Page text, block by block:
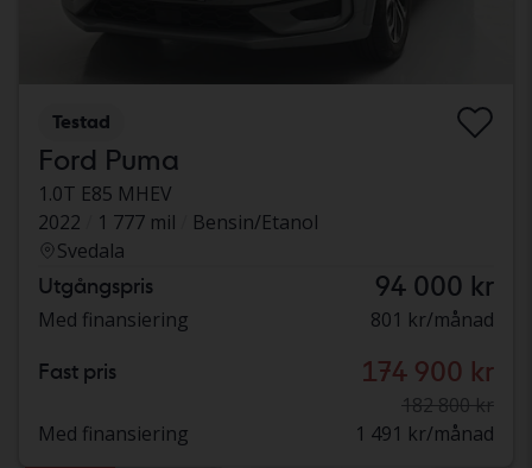
Testad
Ford Puma
1.0T E85 MHEV
2022
1 777 mil
Bensin/Etanol
Svedala
Utgångspris 94 000 kr
Med finansiering 801 kr/månad
Fast pris 174 900 kr
182 800 kr
Med finansiering
1 491 kr/månad